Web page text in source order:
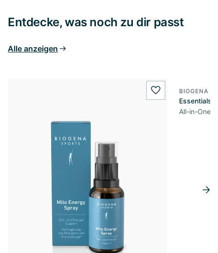
Entdecke, was noch zu dir passt
Alle anzeigen
wishlist.add
BIOGENA
Essentials
All-in-One